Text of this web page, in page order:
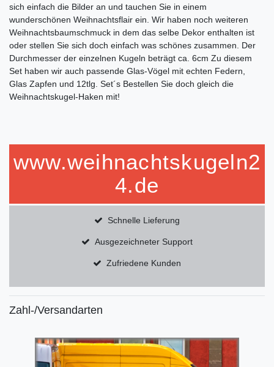
sich einfach die Bilder an und tauchen Sie in einem
wunderschönen Weihnachtsflair ein. Wir haben noch weiteren
Weihnachtsbaumschmuck in dem das selbe Dekor enthalten ist
oder stellen Sie sich doch einfach was schönes zusammen. Der
Durchmesser der einzelnen Kugeln beträgt ca. 6cm Zu diesem
Set haben wir auch passende Glas-Vögel mit echten Federn,
Glas Zapfen und 12tlg. Set´s Bestellen Sie doch gleich die
Weihnachtskugel-Haken mit!
www.weihnachtskugeln2
4.de
Schnelle Lieferung
Ausgezeichneter Support
Zufriedene Kunden
Zahl-/Versandarten